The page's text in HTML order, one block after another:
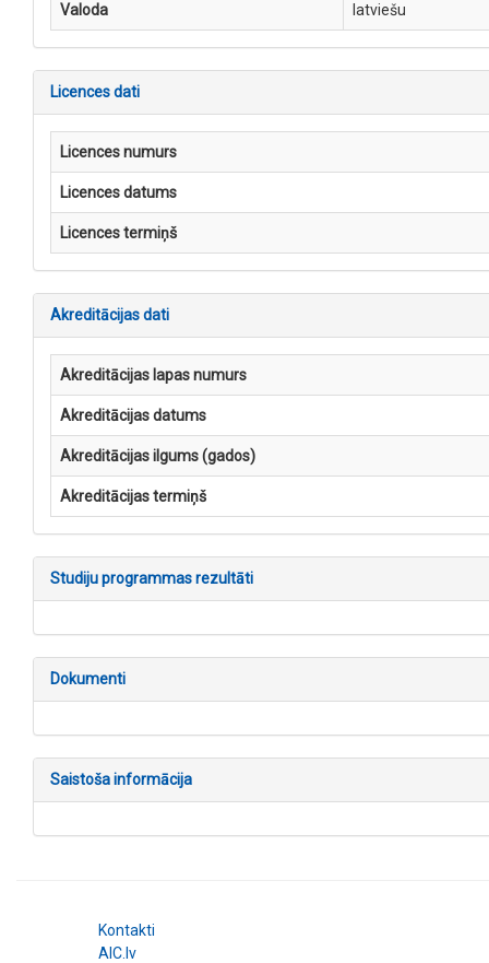
Valoda latviešu
Licences dati
Licences numurs
Licences datums
Licences termiņš
Akreditācijas dati
Akreditācijas lapas numurs
Akreditācijas datums
Akreditācijas ilgums (gados)
Akreditācijas termiņš
Studiju programmas rezultāti
Dokumenti
Saistoša informācija
Kontakti
AIC.lv